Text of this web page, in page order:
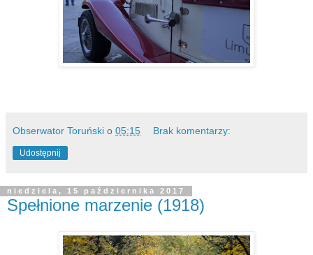
Obserwator Toruński o 05:15 Brak komentarzy:
Udostępnij
niedziela, 15 października 2017
Spełnione marzenie (1918)